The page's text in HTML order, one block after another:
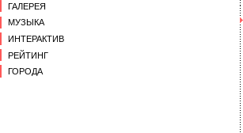
ГАЛЕРЕЯ
МУЗЫКА
ИНТЕРАКТИВ
РЕЙТИНГ
ГОРОДА